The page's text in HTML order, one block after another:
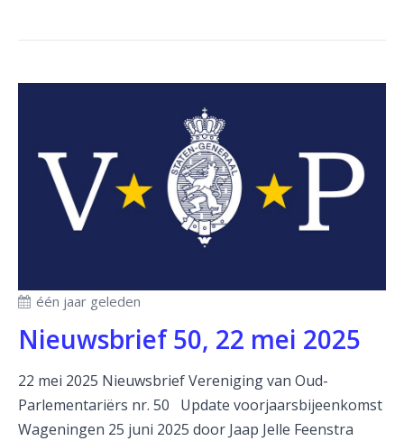
één jaar geleden
Nieuwsbrief 50, 22 mei 2025
22 mei 2025 Nieuwsbrief Vereniging van Oud-
Parlementariërs nr. 50 Update voorjaarsbijeenkomst
Wageningen 25 juni 2025 door Jaap Jelle Feenstra